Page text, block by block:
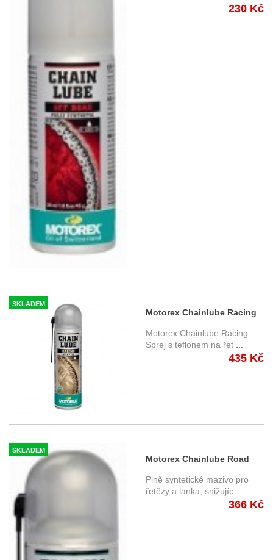
230 Kč
SKLADEM
Motorex Chainlube Racing
500ml
Motorex Chainlube Racing
Sprej s teflonem na řet
435 Kč
SKLADEM
Motorex Chainlube Road
500ml
Plně syntetické mazivo pro
řetězy a lanka, snižujíc
366 Kč